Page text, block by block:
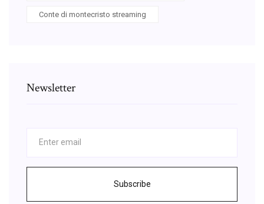
Conte di montecristo streaming
Newsletter
Subscribe